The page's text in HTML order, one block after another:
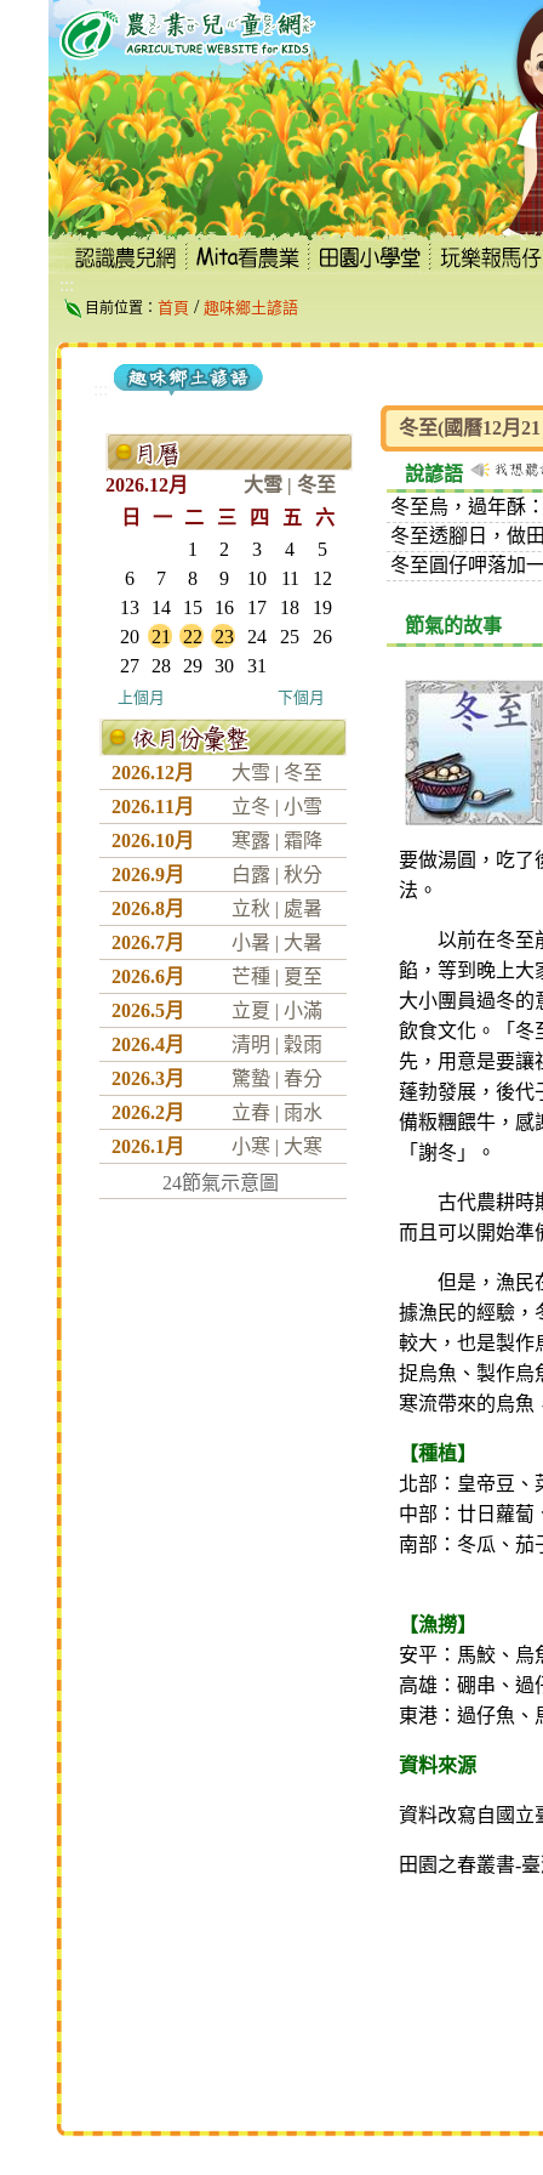
跳
到
主
要
內
容
區
塊
:::
目前位置： 首頁 / 趣味鄉土諺語
2026.12月 大雪 | 冬至
日
一 二 三 四 五
六
1
2 3 4
5
6
7 8 9 10 11
12
13
14 15 16 17 18
19
20
21 22 23 24 25
26
27
28 29 30 31
上個月 下個月
2026.12月 大雪 | 冬至
2026.11月
立冬 | 小雪
2026.10月
寒露 | 霜降
2026.9月
白露 | 秋分
2026.8月
立秋 | 處暑
2026.7月
小暑 | 大暑
2026.6月
芒種 | 夏至
2026.5月
立夏 | 小滿
2026.4月
清明 | 穀雨
2026.3月
驚蟄 | 春分
2026.2月
立春 | 雨水
2026.1月
小寒 | 大寒
24節氣示意圖
冬至(國曆12月
說諺語
冬至烏，過年酥
冬至透腳日，做
冬至圓仔呷落加
節氣的故事
要做湯圓，吃了
法。
以前在冬至前
餡，等到晚上大
大小團員過冬的
飲食文化。「冬
先，用意是要讓
蓬勃發展，後代
備粄糰餵牛，感
「謝冬」。
古代農耕時期
而且可以開始準
但是，漁民在
據漁民的經驗，
較大，也是製作
捉烏魚、製作烏
寒流帶來的烏魚
【種植】
北部：皇帝豆、
中部：廿日蘿蔔
南部：冬瓜、茄
【漁撈】
安平：馬鮫、烏
高雄：硼串、過
東港：過仔魚、
資料來源
資料改寫自國立
田園之春叢書-